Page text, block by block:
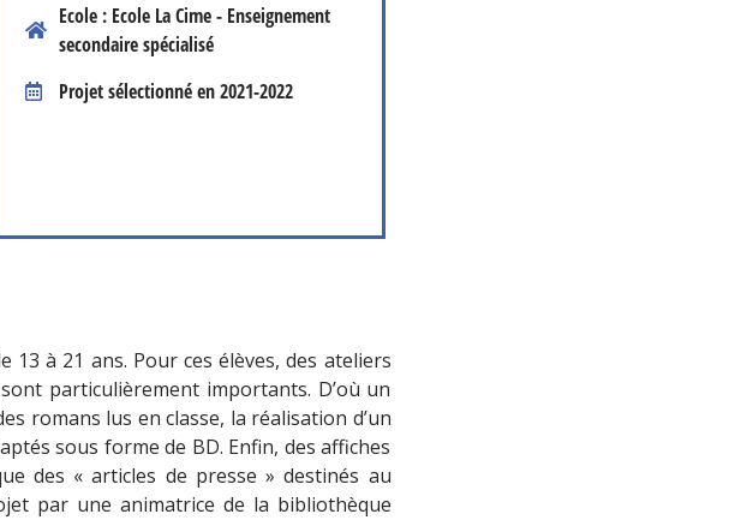
Ecole : Ecole La Cime - Enseignement
secondaire spécialisé
Projet sélectionné en2021-2022
13 à 21 ans. Pour ces élèves, des ateliers
particulièrement importants. D’où un
romans lus en classe, la réalisation d’un
sous forme de BD. Enfin, des affiches
des « articles de presse » destinés au
par une animatrice de la bibliothèque